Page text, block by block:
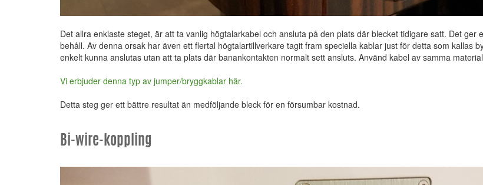
Det allra enklaste steget, är att ta vanlig högtalarkabel och ansluta på den plats där blecket tidigare satt. Det
behåll. Av denna orsak har även ett flertal högtalartillverkare tagit fram speciella kablar just för detta som kallas
enkelt kunna anslutas utan att ta plats där banankontakten normalt sett ansluts. Använd kabel av samma
Vi erbjuder denna typ av jumper/bryggkablar här.
Detta steg ger ett bättre resultat än medföljande bleck för en försumbar kostnad.
Bi-wire-koppling